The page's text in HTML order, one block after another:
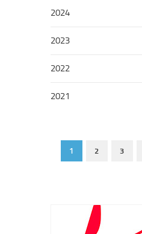
2024
2023
2022
2021
1 2 3